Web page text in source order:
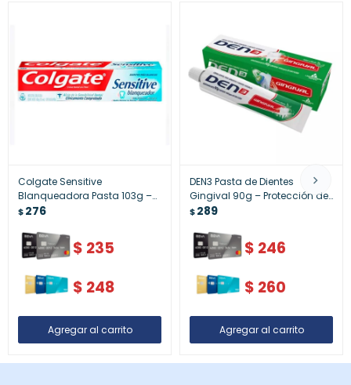
Colgate Sensitive
Blanqueadora Pasta 103g –
Cuidado para Dientes
$276
$ 235
$ 248
DEN3 Pasta de Dientes
Gingival 90g – Protección de
Encías y Salud Bucal
$289
$ 246
$ 260